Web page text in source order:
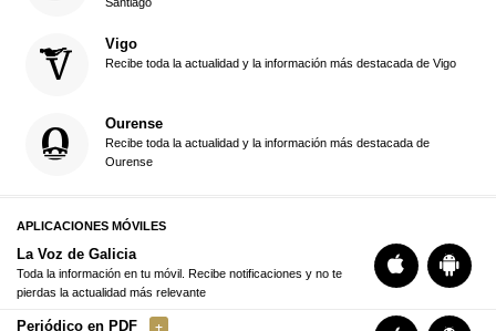
Vigo
Recibe toda la actualidad y la información más destacada de Vigo
Ourense
Recibe toda la actualidad y la información más destacada de
Ourense
APLICACIONES MÓVILES
La Voz de Galicia
Toda la información en tu móvil. Recibe notificaciones y no te
pierdas la actualidad más relevante
Periódico en PDF